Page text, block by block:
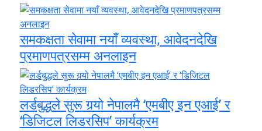
समकक्षता सेवामा नयाँ व्यवस्था, आवेदनदेखि
प्रमाणपत्रसम्म अनलाइन
लर्डबुद्धले सुरू गर्‍यो नेपालमै ‘एमबीए इन एआई’ र
‘डिजिटल लिडरसिप’ कार्यक्रम